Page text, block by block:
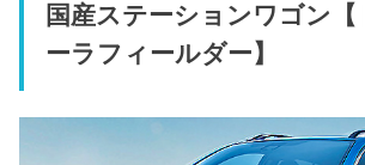
国産ステーションワゴン【
ーラフィールダー】